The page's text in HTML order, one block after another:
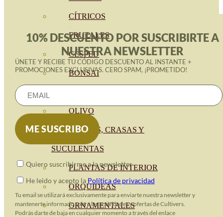
CÍTRICOS
FRUTALES
CÉSPED
BONSAI
OLIVO
CACTUS, CRASAS Y
SUCULENTAS
PLANTAS DE INTERIOR
ORQUIDEAS
ORNAMENTALES
10% DESCUENTO POR SUSCRIBIRTE A
NUESTRA NEWSLETTER
ÚNETE Y RECIBE TU CÓDIGO DESCUENTO AL INSTANTE +
PROMOCIONES EXCLUSIVAS. CERO SPAM, ¡PROMETIDO!
Quiero suscribirme a la newsletter
He leido y acepto la Política de privacidad
Tu email se utilizará exclusivamente para enviarte nuestra newsletter y
mantenerte informado sobre las actividades y ofertas de Cultivers.
Podrás darte de baja en cualquier momento a través del enlace